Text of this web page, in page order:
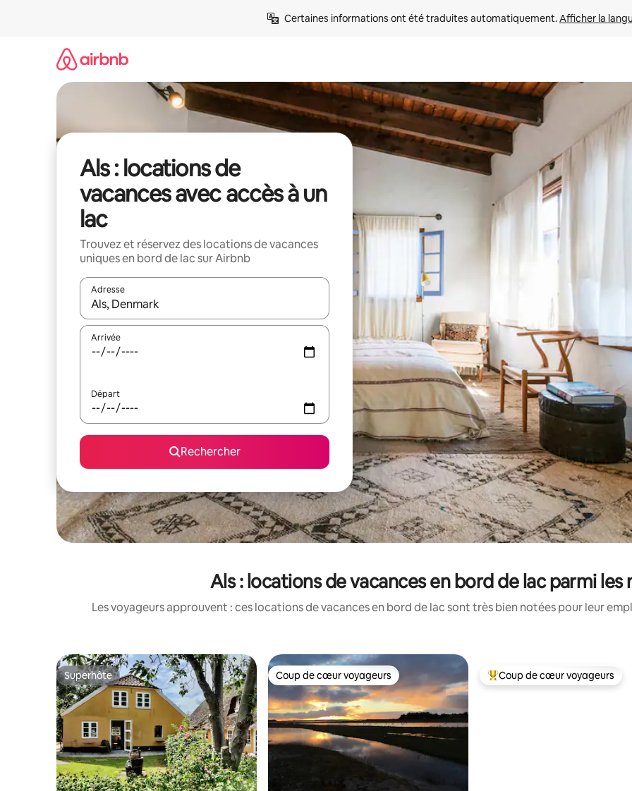
Certaines informations ont été traduites automatiquement. Afficher la
Als : locations de
vacances avec accès à un
lac
Trouvez et réservez des locations de vacances
uniques en bord de lac sur Airbnb
Adresse
Lorsque les résultats s'affichent, utilisez les flèches vers le haut et vers le bas pour les parcourir ou en appuyant et en
Arrivée
Départ
Rechercher
Als : locations de vacances en bord de lac parmi
Les voyageurs approuvent : ces locations de vacances en bord de lac sont très bien notées pour leur
Superhôte
Superhôte Coup de cœur voyageurs
Coup de cœur voyageurs Coups de cœur voyageurs les
Coup de cœur voyageurs